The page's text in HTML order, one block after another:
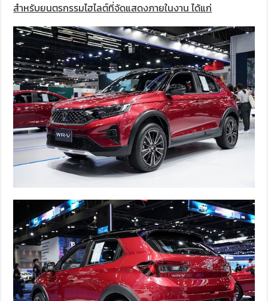
สำหรับยนตรกรรมไฮไลต์ที่จัดแสดงภายในงาน ได้แก่